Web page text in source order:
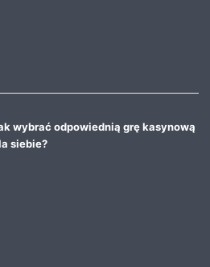
wybrać odpowiednią grę kasynową
siebie?